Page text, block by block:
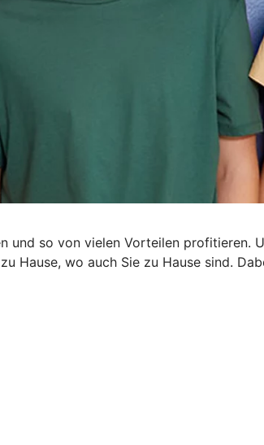
und so von vielen Vorteilen profitieren.
wo auch Sie zu Hause sind.